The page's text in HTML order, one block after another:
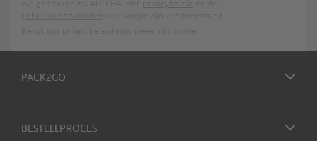
PACK2GO
BESTELLPROCES